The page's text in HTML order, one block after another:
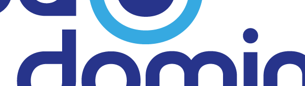
Solicite um orçamento